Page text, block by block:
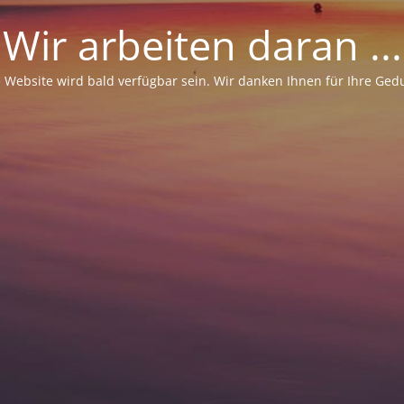
Wir arbeiten daran ...
Website wird bald verfügbar sein. Wir danken Ihnen für Ihre